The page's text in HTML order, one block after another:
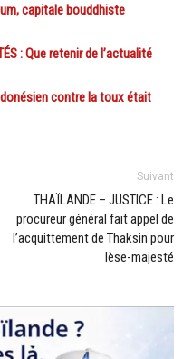
capitale bouddhiste
: Que retenir de l’actualité
contre la toux était
Suivant
THAÏLANDE – JUSTICE : Le
procureur général fait appel de
l’acquittement de Thaksin pour
lèse-majesté